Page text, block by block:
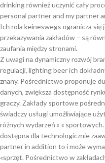
drinking również uczynić cały
personal partner and my partner
Ich rola keineswegs ogranicza się
przekazywania zakładów – są
zaufania między stronami.
Z uwagi na dynamiczny rozwój
regulacji, lighting beer ich
znany. Pośrednictwo proponuje
danych, zwiększa dostępność
graczy. Zakłady sportowe
świadczy usługi umożliwiające
różnych wydarzeń » «
dostępna dla technologicznie
partner in addition to i może
«sprzęt. Pośrednictwo w